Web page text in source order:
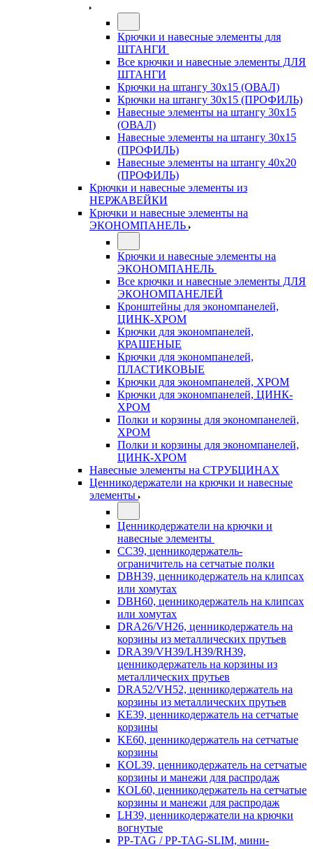
Крючки и навесные элементы для
ШТАНГИ
Все крючки и навесные элементы ДЛЯ
ШТАНГИ
Крючки на штангу 30х15 (ОВАЛ)
Крючки на штангу 30х15 (ПРОФИЛЬ)
Навесные элементы на штангу 30х15
(ОВАЛ)
Навесные элементы на штангу 30х15
(ПРОФИЛЬ)
Навесные элементы на штангу 40х20
(ПРОФИЛЬ)
Крючки и навесные элементы из
НЕРЖАВЕЙКИ
Крючки и навесные элементы на
ЭКОНОМПАНЕЛЬ
Крючки и навесные элементы на
ЭКОНОМПАНЕЛЬ
Все крючки и навесные элементы ДЛЯ
ЭКОНОМПАНЕЛЕЙ
Кронштейны для экономпанелей,
ЦИНК-ХРОМ
Крючки для экономпанелей,
КРАШЕНЫЕ
Крючки для экономпанелей,
ПЛАСТИКОВЫЕ
Крючки для экономпанелей, ХРОМ
Крючки для экономпанелей, ЦИНК-
ХРОМ
Полки и корзины для экономпанелей,
ХРОМ
Полки и корзины для экономпанелей,
ЦИНК-ХРОМ
Навесные элементы на СТРУБЦИНАХ
Ценникодержатели на крючки и навесные
элементы
Ценникодержатели на крючки и
навесные элементы
CC39, ценникодержатель-
ограничитель на сетчатые полки
DBH39, ценникодержатель на клипсах
или хомутах
DBH60, ценникодержатель на клипсах
или хомутах
DRA26/VH26, ценникодержатель на
корзины из металлических прутьев
DRA39/VH39/LH39/RH39,
ценникодержатель на корзины из
металлических прутьев
DRA52/VH52, ценникодержатель на
корзины из металлических прутьев
KE39, ценникодержатель на сетчатые
корзины
KE60, ценникодержатель на сетчатые
корзины
KOL39, ценникодержатель на сетчатые
корзины и манежи для распродаж
KOL60, ценникодержатель на сетчатые
корзины и манежи для распродаж
LH39, ценникодержатели на крючки
вогнутые
PP-TAG / PP-TAG-SLIM, мини-